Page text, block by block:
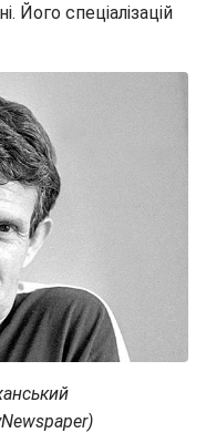
Його спеціалізацій